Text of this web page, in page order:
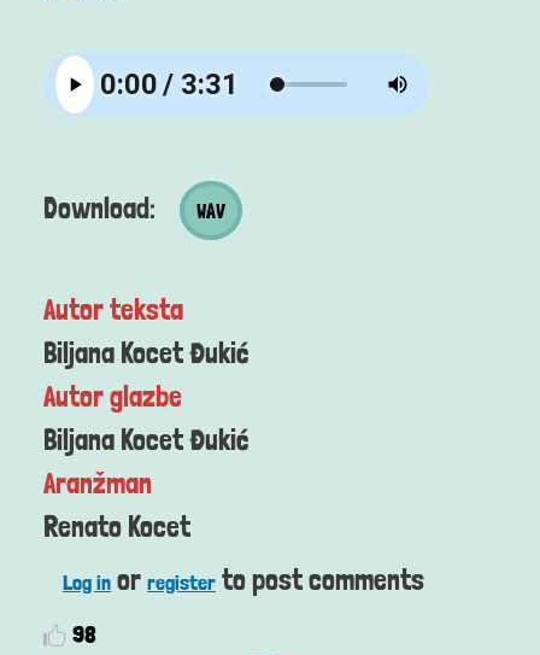
Download: Wav datoteka
WAV
Autor teksta
Biljana Kocet Đukić
Autor glazbe
Biljana Kocet Đukić
Aranžman
Renato Kocet
Log in or register to post comments
98